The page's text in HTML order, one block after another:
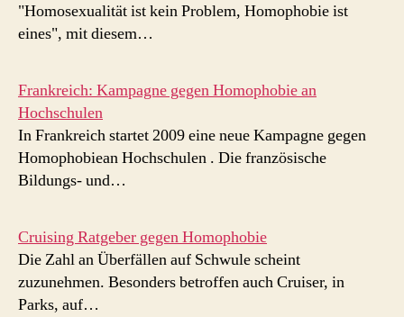
"Homosexualität ist kein Problem, Homophobie ist
eines", mit diesem…
Frankreich: Kampagne gegen Homophobie an
Hochschulen
In Frankreich startet 2009 eine neue Kampagne gegen
Homophobiean Hochschulen . Die französische
Bildungs- und…
Cruising Ratgeber gegen Homophobie
Die Zahl an Überfällen auf Schwule scheint
zuzunehmen. Besonders betroffen auch Cruiser, in
Parks, auf…